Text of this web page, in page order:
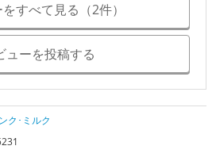
すべて見る（2件）
ューを投稿する
ク･ミルク